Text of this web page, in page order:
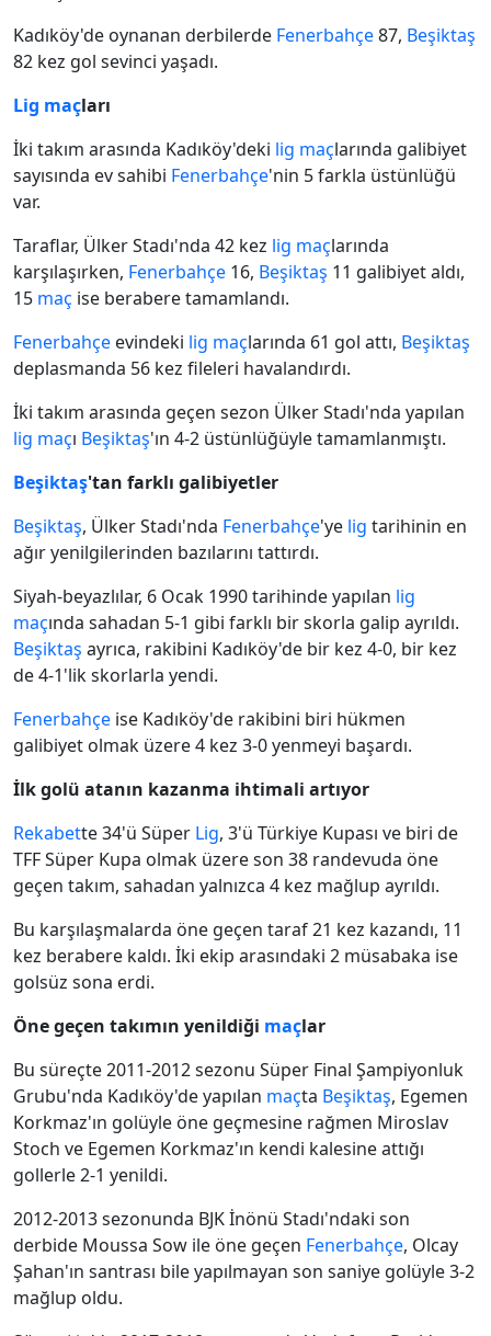
Kadıköy'de oynanan derbilerde Fenerbahçe87, Beşiktaş
82 kez gol sevinci yaşadı.
Lig maçları
İki takım arasında Kadıköy'deki lig maçlarında galibiyet
sayısında ev sahibi Fenerbahçe'nin 5 farkla üstünlüğü
var.
Taraflar, Ülker Stadı'nda 42 kez lig maçlarında
karşılaşırken, Fenerbahçe 16, Beşiktaş 11 galibiyet aldı,
15 maç ise berabere tamamlandı.
Fenerbahçe evindeki lig maçlarında 61 gol attı, Beşiktaş
deplasmanda 56 kez fileleri havalandırdı.
İki takım arasında geçen sezon Ülker Stadı'nda yapılan
lig maçı Beşiktaş'ın 4-2 üstünlüğüyle tamamlanmıştı.
Beşiktaş'tan farklı galibiyetler
Beşiktaş, Ülker Stadı'nda Fenerbahçe'ye lig tarihinin en
ağır yenilgilerinden bazılarını tattırdı.
Siyah-beyazlılar, 6 Ocak 1990 tarihinde yapılan lig
maçında sahadan 5-1 gibi farklı bir skorla galip ayrıldı.
Beşiktaş ayrıca, rakibini Kadıköy'de bir kez 4-0, bir kez
de 4-1'lik skorlarla yendi.
Fenerbahçe ise Kadıköy'de rakibini biri hükmen
galibiyet olmak üzere 4 kez 3-0 yenmeyi başardı.
İlk golü atanın kazanma ihtimali artıyor
Rekabette 34'ü Süper Lig, 3'ü Türkiye Kupası ve biri de
TFF Süper Kupa olmak üzere son 38 randevuda öne
geçen takım, sahadan yalnızca 4 kez mağlup ayrıldı.
Bu karşılaşmalarda öne geçen taraf 21 kez kazandı, 11
kez berabere kaldı. İki ekip arasındaki 2 müsabaka ise
golsüz sona erdi.
Öne geçen takımın yenildiği maçlar
Bu süreçte 2011-2012 sezonu Süper Final Şampiyonluk
Grubu'nda Kadıköy'de yapılan maçta Beşiktaş, Egemen
Korkmaz'ın golüyle öne geçmesine rağmen Miroslav
Stoch ve Egemen Korkmaz'ın kendi kalesine attığı
gollerle 2-1 yenildi.
2012-2013 sezonunda BJK İnönü Stadı'ndaki son
derbide Moussa Sow ile öne geçen Fenerbahçe, Olcay
Şahan'ın santrası bile yapılmayan son saniye golüyle 3-2
mağlup oldu.